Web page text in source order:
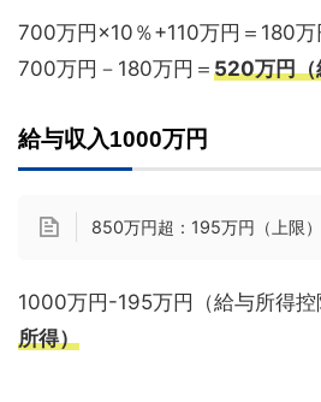
700万円×10％+110万円＝180万
700万円－180万円＝ 520万円（
給与収入1000万円
850万円超：195万円（上限）
1000万円-195万円（給与所得控
所得）